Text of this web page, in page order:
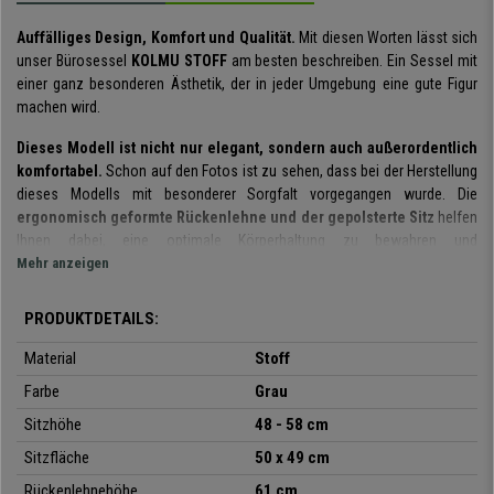
Auffälliges Design, Komfort und Qualität. Mit diesen Worten lässt sich
unser Bürosessel
KOLMU STOFFam besten beschreiben. Ein Sessel mit
einer ganz besonderen Ästhetik, der in jeder Umgebung eine gute Figur
machen wird.
Dieses Modell ist nicht nur elegant, sondern auch außerordentlich
komfortabel. Schon auf den Fotos ist zu sehen, dass bei der Herstellung
dieses Modells mit besonderer Sorgfalt vorgegangen wurde. Die
ergonomisch geformte Rückenlehne und der gepolsterte Sitz helfen
Ihnen dabei, eine optimale Körperhaltung zu bewahren und
Rückenprobleme zu vermeiden.
Modell ist in verschiedenen Farben
sodass die für Sie passende Kombination ganz sicher mit dabei ist.
Zur Gewährleistung einer langen Haltbarkeit
dieses Bürosessels ausschließlich
hochwertige Materialien
extrem robust und stabil. Auch bei denDesign-Armlehnen
Komfort und Eleganz durch das verchromte Gestell und die Stoffauflagen
Mehr anzeigen
PRODUKTDETAILS:
Material
Stoff
Farbe
Grau
Sitzhöhe
48 - 58 cm
Sitzfläche
50 x 49 cm